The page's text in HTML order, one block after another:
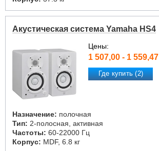
Акустическая система Yamaha HS4
Цены:
1 507,00 - 1 559,47
Где купить (2)
Назначение: полочная
Тип: 2-полосная, активная
Частоты: 60-22000 Гц
Корпус: MDF, 6.8 кг